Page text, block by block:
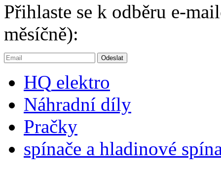
Přihlaste se k odběru e-
měsíčně):
HQ elektro
Náhradní díly
Pračky
spínače a hladinové